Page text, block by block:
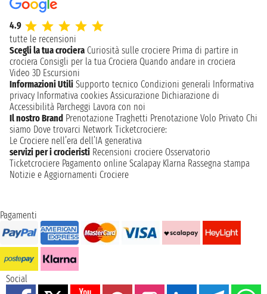
4.9
tutte le recensioni
Scegli la tua crociera Curiosità sulle crociere Prima di partire in
crociera Consigli per la tua Crociera Quando andare in crociera
Video 3D Escursioni
Informazioni Utili Supporto tecnico Condizioni generali Informativa
privacy Informativa cookies Assicurazione Dichiarazione di
Accessibilità Parcheggi Lavora con noi
Il nostro Brand Prenotazione Traghetti Prenotazione Volo Privato Chi
siamo Dove trovarci Network Ticketcrociere:
Le Crociere nell’era dell’IA generativa
servizi per i crocieristi Recensioni crociere Osservatorio
Ticketcrociere Pagamento online Scalapay Klarna Rassegna stampa
Notizie e Aggiornamenti Crociere
Pagamenti
Social